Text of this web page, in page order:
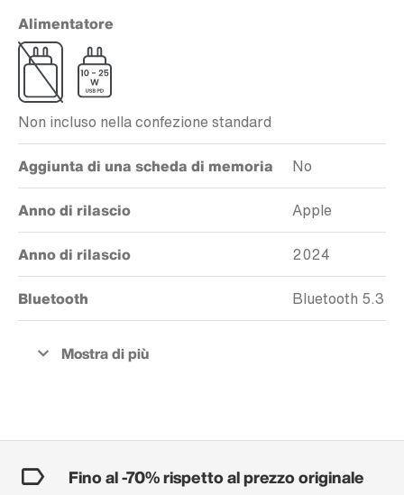
Alimentatore
Non incluso nella confezione standard
Aggiunta di una scheda di memoria No
Anno di rilascio Apple
Anno di rilascio 2024
Bluetooth Bluetooth 5.3
Fino al -70% rispetto al prezzo originale